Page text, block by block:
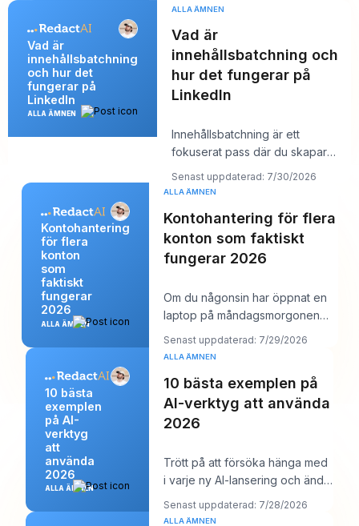
större räc
Vad är
innehållsbatchning
och hur det
fungerar på
LinkedIn
ALLA ÄMNEN
ALLA ÄMNEN
Vad är
innehållsbatchning och
hur det fungerar på
LinkedIn
Innehållsbatchning är ett
fokuserat pass där du skapar
flera LinkedIn-inlägg på en gång
och sedan sc
Senast uppdaterad: 7/30/2026
Kontohantering
för flera
konton
som
faktiskt
fungerar
2026
ALLA ÄMNEN
ALLA ÄMNEN
Kontohantering för flera
konton som faktiskt
fungerar 2026
Om du någonsin har öppnat en
laptop på måndagsmorgonen
och sett tolv inloggningar, sex
kundkalendrar
Senast uppdaterad: 7/29/2026
10 bästa
exemplen
på AI-
verktyg
att
använda
2026
ALLA ÄMNEN
ALLA ÄMNEN
10 bästa exemplen på
AI-verktyg att använda
2026
Trött på att försöka hänga med
i varje ny AI-lansering och ändå
behöva lägga upp något vettigt
på Li
Senast uppdaterad: 7/28/2026
ALLA ÄMNEN